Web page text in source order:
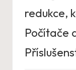
redukce,
Počítače